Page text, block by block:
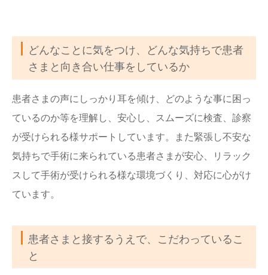
どんなことに気をつけ、どんな気持ちで患者
さまと向き合い仕事をしているか
患者さまの声にしっかり耳を傾け、どのような事に困っ
ているのか等を理解し、安心し、スムーズに検査、診察
が受けられる様サポートしています。また緊張し不安な
気持ちで手術に来られている患者さまが安心、リラック
スして手術が受けられる様な環境づくり、対応に心がけ
ています。
患者さまと接するうえで、こだわっているこ
と